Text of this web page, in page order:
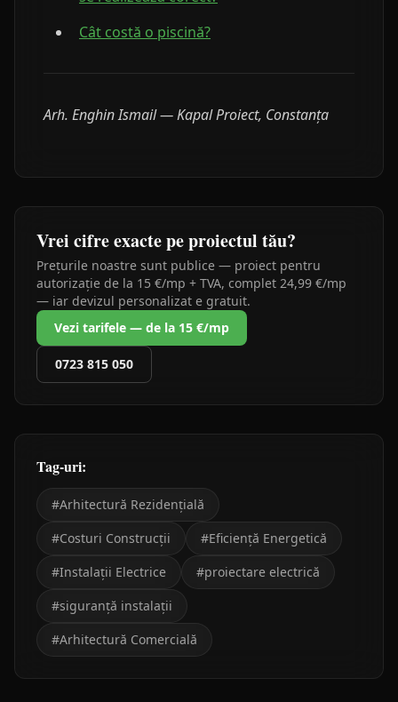
Cât costă o piscină?
Arh. Enghin Ismail — Kapal Proiect, Constanța
Vrei cifre exacte pe proiectul tău?
Prețurile noastre sunt publice — proiect pentru
autorizație de la 15 €/mp + TVA, complet 24,99 €/mp
— iar devizul personalizat e gratuit.
Vezi tarifele — de la 15 €/mp
0723 815 050
Tag-uri:
#Arhitectură Rezidențială
#Costuri Construcții #Eficiență Energetică
#Instalații Electrice #proiectare electrică
#siguranță instalații
#Arhitectură Comercială